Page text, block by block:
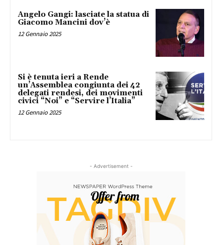
Angelo Gangi: lasciate la statua di
Giacomo Mancini dov’è
12 Gennaio 2025
Si è tenuta ieri a Rende
un’Assemblea congiunta dei 42
delegati rendesi, dei movimenti
civici “Noi” e “Servire l’Italia”
12 Gennaio 2025
- Advertisement -